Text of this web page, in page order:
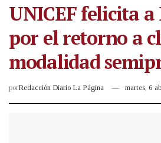
UNICEF felicita a
por el retorno a
modalidad
porRedacción Diario La Página martes, 6